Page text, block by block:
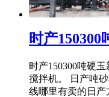
时产
时产150300吨硬
搅拌机。 日产吨
线哪里有卖的日